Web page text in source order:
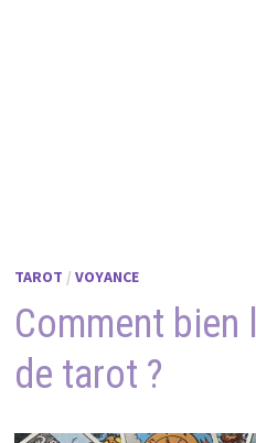
TAROT / VOYANCE
Comment
de tarot ?